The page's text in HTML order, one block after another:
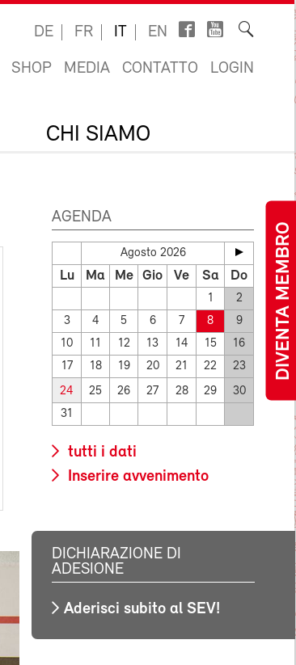
DIVENTA MEMBRO
DE FR IT EN
SHOP MEDIA CONTATTO LOGIN
CHI SIAMO
AGENDA
Agosto 2026
Lu Ma Me Gio Ve Sa Do
1
2
3
4 5 6 7 8
9
10
11 12 13 14 15
16
17
18 19 20 21 22 23
24 25 26 27 28 29
30
31
tutti i dati
Inserire avvenimento
DICHIARAZIONE DI
ADESIONE
Aderisci subito al SEV!